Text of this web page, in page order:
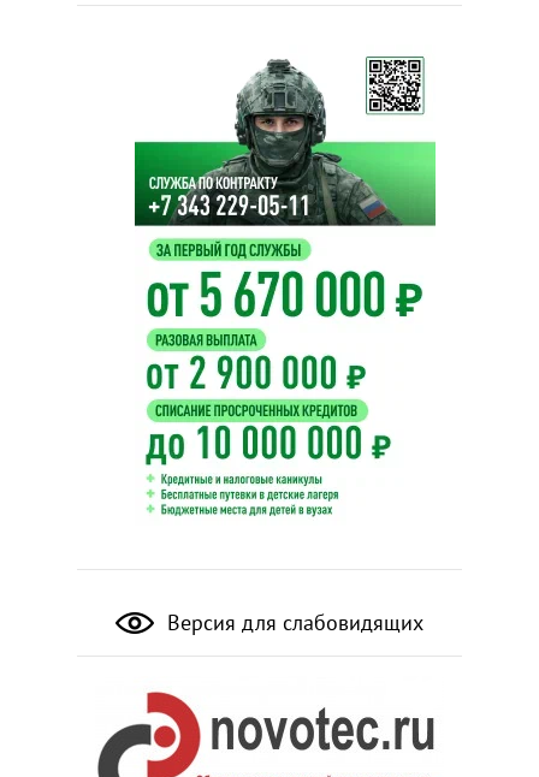
Версия для слабовидящих